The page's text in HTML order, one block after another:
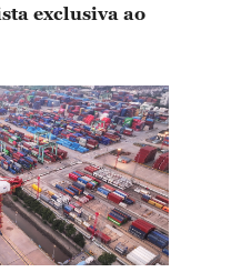
exclusiva ao